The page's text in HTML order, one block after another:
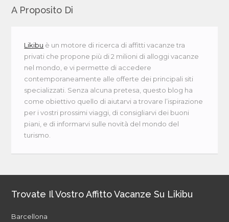
A Proposito Di
Likibu è un motore di ricerca di affitti vacanze tra
privati che propone più di 2 milioni di alloggi vacanze
nel mondo, e vi permette di accedere
contemporaneamente alle offerte dei principali siti
specializzati. Senza alcuna pretesa, questo blog ha
come obiettivo quello di aiutarvi a trovare l’ispirazione
per i vostri prossimi viaggi, di consigliarvi dei buoni
piani, e di informarvi sulle novità del mondo del
turismo.
Trovate Il Vostro Affitto Vacanze Su Likibu
Barcellona